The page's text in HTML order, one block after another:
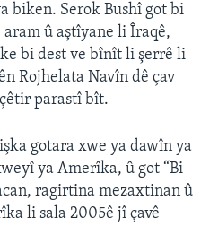
biken. Serok Bushî got bi
û aştîyane li Îraqê,
bi dest ve bînît li şerrê li
Rojhelata Navîn dê çav
parastî bît.
gotara xwe ya dawîn ya
ya Amerîka, û got “Bi
ragirtina mezaxtinan û
li sala 2005ê jî çavê